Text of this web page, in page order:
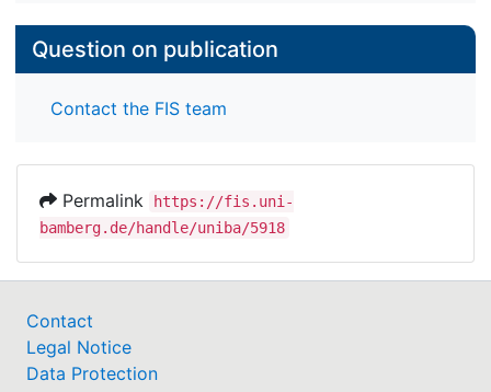
Question on publication
Contact the FIS team
Permalink
https://fis.uni-
bamberg.de/handle/uniba/5918
Contact
Legal Notice
Data Protection